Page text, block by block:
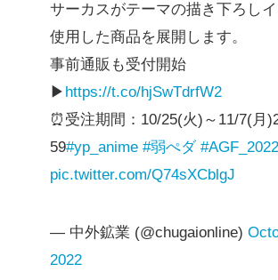
サーカスがテーマの描き下ろし
使用した商品を展開します。
事前通販も受付開始
▶ https://t.co/hjSwTdrfW2
⏰受注期間：10/25(火)～11/7(月
59#yp_anime #弱ぺダ #AGF_2022
pic.twitter.com/Q74sXCblgJ
— 中外鉱業 (@chugaionline)
2022